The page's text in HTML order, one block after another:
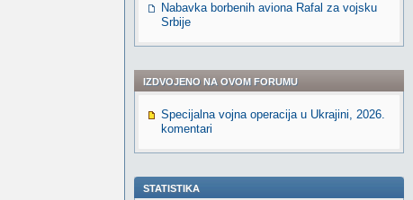
Nabavka borbenih aviona Rafal za vojsku
Srbije
IZDVOJENO NA OVOM FORUMU
Specijalna vojna operacija u Ukrajini, 2026.
komentari
STATISTIKA